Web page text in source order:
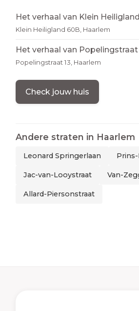
Het verhaal van Klein
Klein Heiligland 60B, Haarlem
Het verhaal van Popelingstraat
Popelingstraat 13, Haarlem
Check jouw huis
Andere straten in Haarlem
Leonard Springerlaan
Jac-van-Looystraat Van-
Allard-Piersonstraat